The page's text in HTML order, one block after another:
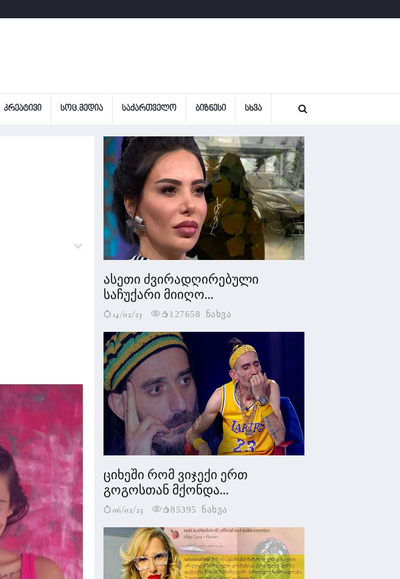
ᲙᲠᲔᲐᲢᲘᲕᲘ ᲡᲝᲪ.ᲛᲔᲓᲘᲐ ᲡᲐᲥᲐᲠᲗᲕᲔᲚᲝ ᲑᲘᲖᲜᲔᲡᲘ ᲡᲮᲕᲐ
ასეთი ძვირადღირებული
საჩუქარი მიიღო...
14/02/23 127658 ნახვა
ციხეში რომ ვიჯექი ერთ
გოგოსთან მქონდა...
06/02/23 85395 ნახვა